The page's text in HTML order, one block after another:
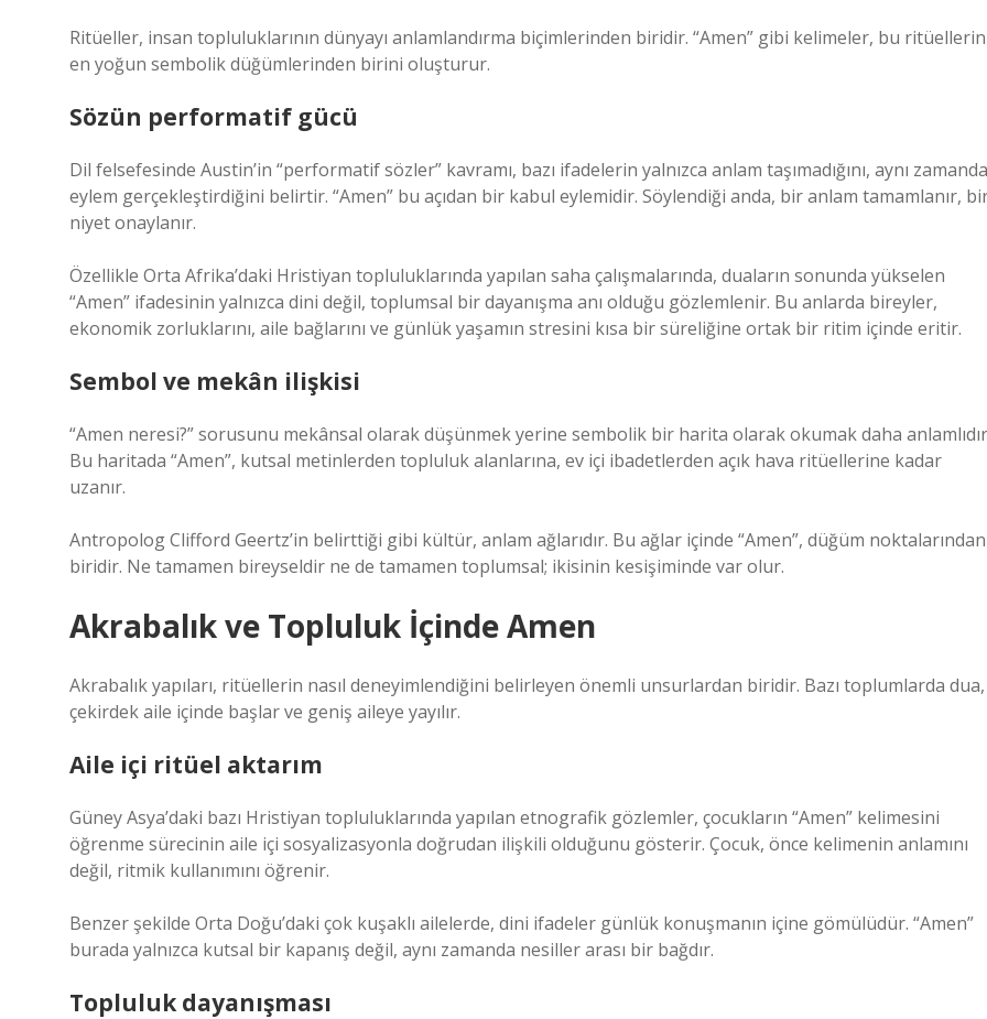
Ritüeller, insan topluluklarının dünyayı anlamlandırma biçimlerinden biridir. “Amen” gibi kelimeler, bu ritüellerin
en yoğun sembolik düğümlerinden birini oluşturur.
Sözün performatif gücü
Dil felsefesinde Austin’in “performatif sözler” kavramı, bazı ifadelerin yalnızca anlam taşımadığını, aynı zamanda
eylem gerçekleştirdiğini belirtir. “Amen” bu açıdan bir kabul eylemidir. Söylendiği anda, bir anlam tamamlanır,
niyet onaylanır.
Özellikle Orta Afrika’daki Hristiyan topluluklarında yapılan saha çalışmalarında, duaların sonunda yükselen
“Amen” ifadesinin yalnızca dini değil, toplumsal bir dayanışma anı olduğu gözlemlenir. Bu anlarda bireyler,
ekonomik zorluklarını, aile bağlarını ve günlük yaşamın stresini kısa bir süreliğine ortak bir ritim içinde eritir.
Sembol ve mekân ilişkisi
“Amen neresi?” sorusunu mekânsal olarak düşünmek yerine sembolik bir harita olarak okumak daha
Bu haritada “Amen”, kutsal metinlerden topluluk alanlarına, ev içi ibadetlerden açık hava ritüellerine kadar
uzanır.
Antropolog Clifford Geertz’in belirttiği gibi kültür, anlam ağlarıdır. Bu ağlar içinde “Amen”, düğüm noktalarından
biridir. Ne tamamen bireyseldir ne de tamamen toplumsal; ikisinin kesişiminde var olur.
Akrabalık ve Topluluk İçinde Amen
Akrabalık yapıları, ritüellerin nasıl deneyimlendiğini belirleyen önemli unsurlardan biridir. Bazı toplumlarda dua,
çekirdek aile içinde başlar ve geniş aileye yayılır.
Aile içi ritüel aktarım
Güney Asya’daki bazı Hristiyan topluluklarında yapılan etnografik gözlemler, çocukların “Amen” kelimesini
öğrenme sürecinin aile içi sosyalizasyonla doğrudan ilişkili olduğunu gösterir. Çocuk, önce kelimenin anlamını
değil, ritmik kullanımını öğrenir.
Benzer şekilde Orta Doğu’daki çok kuşaklı ailelerde, dini ifadeler günlük konuşmanın içine gömülüdür. “Amen”
burada yalnızca kutsal bir kapanış değil, aynı zamanda nesiller arası bir bağdır.
Topluluk dayanışması